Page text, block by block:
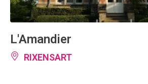
L'Amandier
RIXENSART